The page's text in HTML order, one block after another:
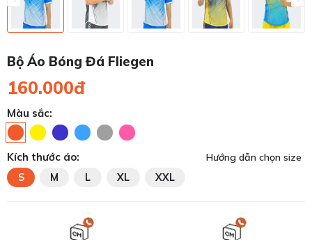
Bộ Áo Bóng Đá Fliegen
160.000đ
Màu sắc:
Kích thước áo: Hướng dẫn chọn size
S M L XL XXL